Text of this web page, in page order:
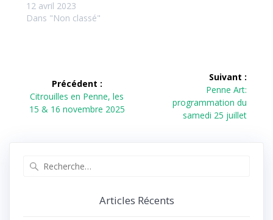
12 avril 2023
Dans "Non classé"
de
Précédent :
Article
précédent :
Citrouilles en Penne, les
15 & 16 novembre 2025
Suivant :
Article
suivant :
Penne Art:
programmation du
samedi 25 juillet
Articles Récents